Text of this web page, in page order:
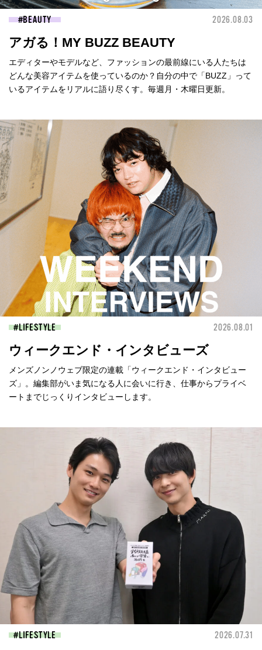
BEAUTY 2026.08.03
アガる！MY BUZZ BEAUTY
エディターやモデルなど、ファッションの最前線にいる人たちは
どんな美容アイテムを使っているのか？自分の中で「BUZZ」って
いるアイテムをリアルに語り尽くす。毎週月・木曜日更新。
LIFESTYLE 2026.08.01
ウィークエンド・インタビューズ
メンズノンノウェブ限定の連載「ウィークエンド・インタビュー
ズ」。編集部がいま気になる人に会いに行き、仕事からプライベ
ートまでじっくりインタビューします。
LIFESTYLE 2026.07.31